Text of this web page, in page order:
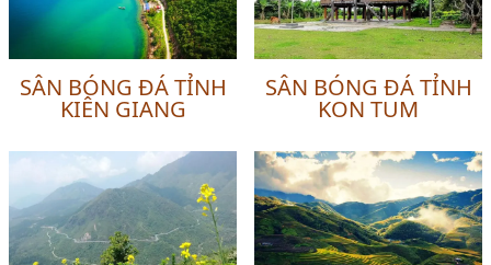
SÂN BÓNG ĐÁ TỈNH
KIÊN GIANG
SÂN BÓNG ĐÁ TỈNH
KON TUM